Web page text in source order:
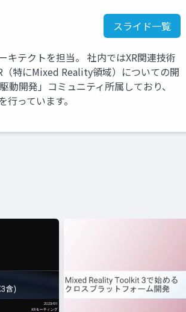
スライド一覧
テクトを担当。 社内ではXR関連技術
特にMixed Reality領域）についての開
開発」コミュニティ所属しており、
っています。